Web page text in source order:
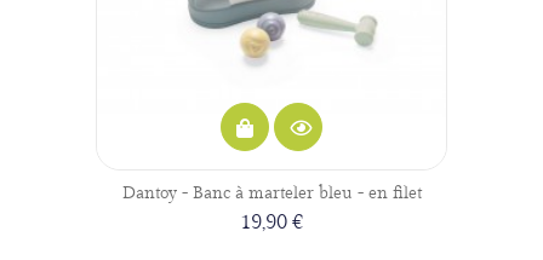
Dantoy - Banc à marteler bleu - en filet
19,90 €